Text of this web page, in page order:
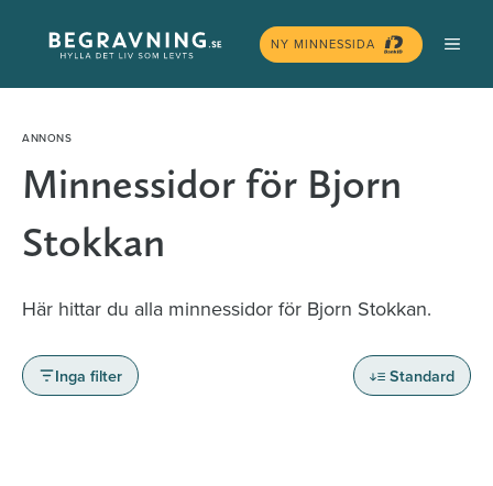
innehåll
NY MINNESSIDA
Minnessidor för Bjorn
Stokkan
Här hittar du alla minnessidor för Bjorn Stokkan.
Inga filter Standard